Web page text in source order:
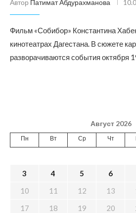
Автор Патимат Абдурахманова
Фильм «Собибор» Константина
кинотеатрах Дагестана. В сюжете
разворачиваются события октября
Август 2026
Пн Вт Ср Чт
3
4 5 6
10
11 12 13
17
18 19 20